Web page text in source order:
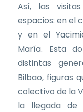
Así, las
espacios: en el
y en el
María. Esta
distintas
Bilbao, figuras
colectivo de la
la llegada de